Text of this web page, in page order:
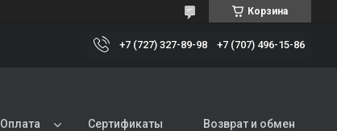
Корзина
+7 (727) 327-89-98 +7 (707) 496-15-86
Оплата Сертификаты Возврат и обмен